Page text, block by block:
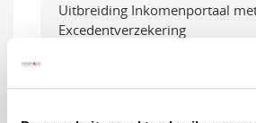
Uitbreiding Inkomenportaal
Excedentverzekering
Sponsoring bij De Molenrit van
tot 1-7-2024